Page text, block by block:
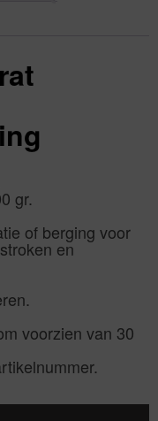
gr.
of berging voor
en
voorzien van 30